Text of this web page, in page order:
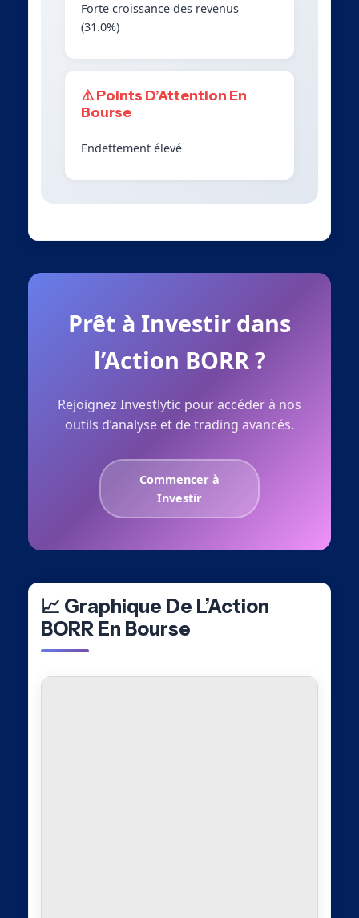
Forte croissance des revenus
(31.0%)
⚠️ Points D’Attention En
Bourse
Endettement élevé
Prêt à Investir dans
l’Action BORR ?
Rejoignez Investlytic pour accéder à nos
outils d’analyse et de trading avancés.
Commencer à
Investir
📈 Graphique De L’Action
BORR En Bourse